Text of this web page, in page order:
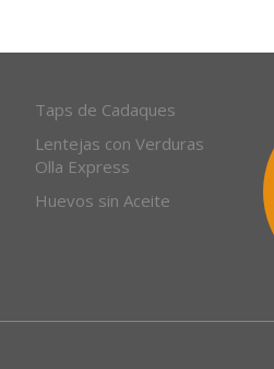
Taps de Cadaques
Lentejas con Verduras
Olla Express
Huevos sin Aceite